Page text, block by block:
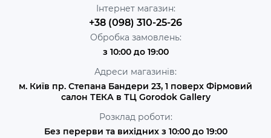
Інтернет магазин:
+38 (098) 310-25-26
Обробка замовлень:
з 10:00 до 19:00
Адреси магазинів:
м. Київ пр. Степана Бандери 23, 1 поверх Фірмовий
салон ТЕКА в ТЦ Gorodok Gallery
Розклад роботи:
Без перерви та вихідних з 10:00 до 19:00